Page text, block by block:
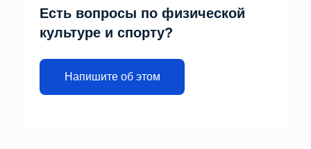
Есть вопросы по физической
культуре и спорту?
Напишите об этом